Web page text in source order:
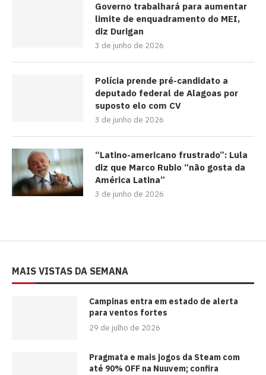
Governo trabalhará para aumentar
limite de enquadramento do MEI,
diz Durigan
3 de junho de 2026
Polícia prende pré-candidato a
deputado federal de Alagoas por
suposto elo com CV
3 de junho de 2026
“Latino-americano frustrado”: Lula
diz que Marco Rubio “não gosta da
América Latina”
3 de junho de 2026
MAIS VISTAS DA SEMANA
Campinas entra em estado de alerta
para ventos fortes
29 de julho de 2026
Pragmata e mais jogos da Steam com
até 90% OFF na Nuuvem; confira